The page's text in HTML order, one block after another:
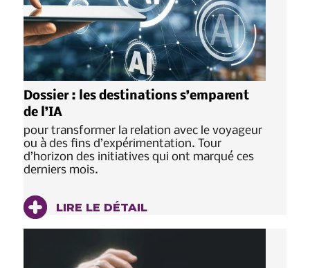
Dossier : les destinations s’emparent
de l’IA
pour transformer la relation avec le voyageur
ou à des fins d’expérimentation. Tour
d’horizon des initiatives qui ont marqué ces
derniers mois.
LIRE LE DÉTAIL